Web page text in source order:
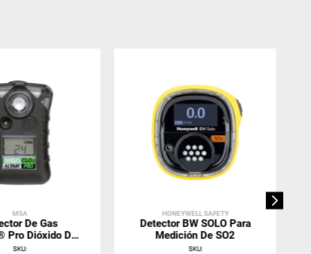
MSA
De Gas
Pro Dióxido De
(CLO2)
SKU:
HONEYWELL SAFETY
Detector BW SOLO Para
Medición De SO2
SKU: